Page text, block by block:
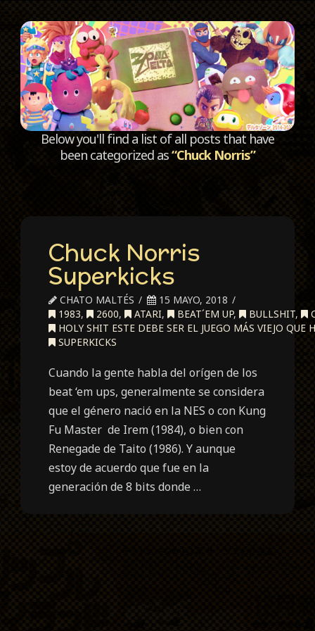
Below you'll find a list of all posts that have
been categorized as“Chuck Norris”
Chuck Norris
Superkicks
CHATO MALTÉS
15 MAYO, 2018
1983, 2600, ATARI, BEAT´EM UP, BULLSHIT,
HOLY SHIT ESTE DEBE SER EL JUEGO MÁS VIEJO
SUPERKICKS
Cuando la gente habla del orígen de los
beat ‘em ups, generalmente se considera
que el género nació en la NES o con Kung
Fu Master de Irem (1984), o bien con
Renegade de Taito (1986). Y aunque
estoy de acuerdo que fue en la
generación de 8 bits donde …